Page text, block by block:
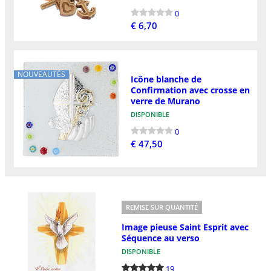
0
€ 6,70
NOUVEAUTÉS
Icône blanche de
Confirmation avec crosse en
verre de Murano
DISPONIBLE
0
€ 47,50
REMISE SUR QUANTITÉ
Image pieuse Saint Esprit avec
Séquence au verso
DISPONIBLE
19